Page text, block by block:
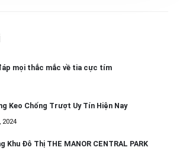
mọi thắc mắc về tia cực tím
Keo Chống Trượt Uy Tín Hiện Nay
2024
Khu Đô Thị THE MANOR CENTRAL PARK